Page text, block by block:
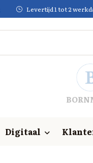
Levertijd 1 tot 2
Digitaal